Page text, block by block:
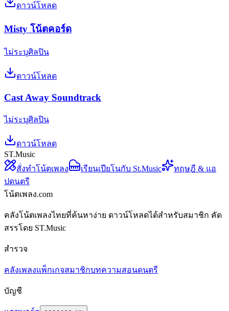
ดาวน์โหลด
Misty โน้ตคอร์ด
ไม่ระบุศิลปิน
ดาวน์โหลด
Cast Away Soundtrack
ไม่ระบุศิลปิน
ดาวน์โหลด
ST.Music
สั่งทำโน้ตเพลง
เรียนเปียโนกับ St.Music
ทฤษฎี & แอ
ปดนตรี
โน้ตเพลง.com
คลังโน้ตเพลงไทยที่ค้นหาง่าย ดาวน์โหลดได้สำหรับสมาชิก คัด
สรรโดย ST.Music
สำรวจ
คลังเพลงแพ็กเกจสมาชิกบทความสอนดนตรี
บัญชี